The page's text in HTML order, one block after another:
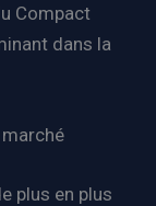
Compact
dans la
plus en plus